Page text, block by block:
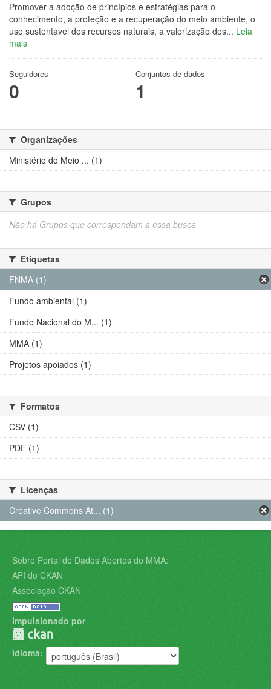
Promover a adoção de princípios e estratégias para o
conhecimento, a proteção e a recuperação do meio ambiente, o
uso sustentável dos recursos naturais, a valorização dos... Leia
mais
Seguidores
0
Conjuntos de dados
1
Organizações
Ministério do Meio ... (1)
Grupos
Não há Grupos que correspondam a essa busca
Etiquetas
FNMA (1)
Fundo ambiental (1)
Fundo Nacional do M... (1)
MMA (1)
Projetos apoiados (1)
Formatos
CSV (1)
PDF (1)
Licenças
Creative Commons At... (1)
Sobre Portal de Dados Abertos do MMA:
API do CKAN
Associação CKAN
Impulsionado por
Idioma